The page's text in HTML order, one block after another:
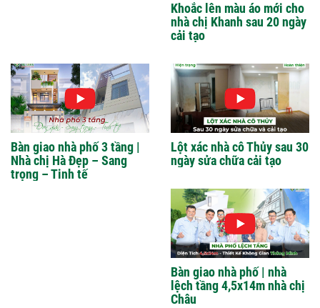
Khoắc lên màu áo mới cho
nhà chị Khanh sau 20 ngày
cải tạo
Bàn giao nhà phố 3 tầng |
Nhà chị Hà Đẹp – Sang
trọng – Tinh tế
Lột xác nhà cô Thủy sau 30
ngày sửa chữa cải tạo
Bàn giao nhà phố | nhà
lệch tầng 4,5x14m nhà chị
Châu